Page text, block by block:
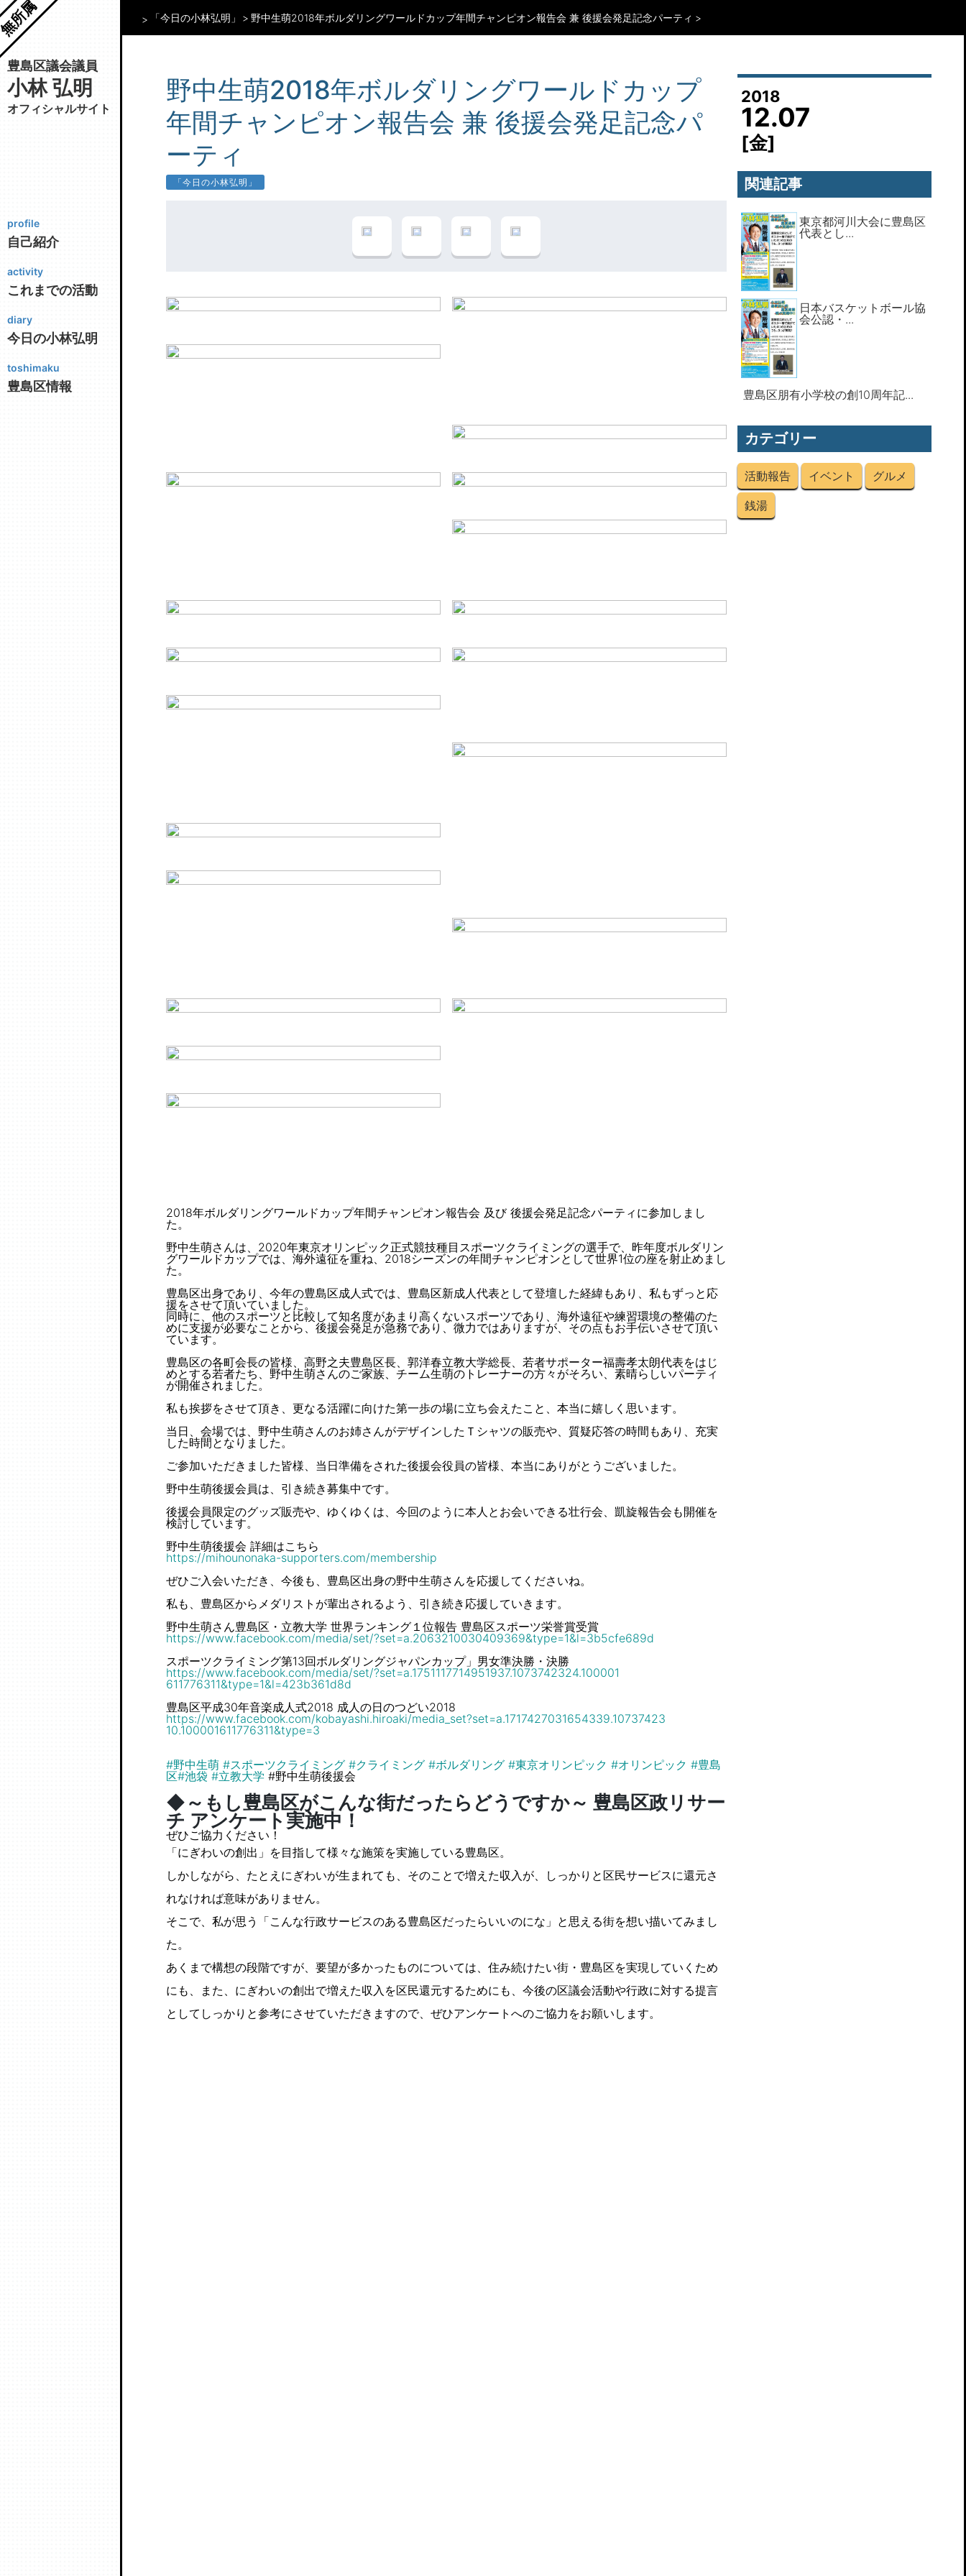
所属
豊島区議会議員
小林 弘明
オフィシャルサイト
profile
自己紹介
activity
これまでの活動
diary
今日の小林弘明
toshimaku
豊島区情報
「今日の小林弘明」 野中生萌2018年ボルダリングワールドカップ年間チャンピオン報告会 兼 後援会発足記念パーティ
2018
12.07
[金]
野中生萌2018年ボルダリングワールドカップ
年間チャンピオン報告会 兼 後援会発足記念パ
ーティ
「今日の小林弘明」
2018年ボルダリングワールドカップ年間チャンピオン報告会 及び 後援会発足記念パーティに参加しまし
た。
野中生萌さんは、2020年東京オリンピック正式競技種目スポーツクライミングの選手で、昨年度ボルダリン
グワールドカップでは、海外遠征を重ね、2018シーズンの年間チャンピオンとして世界1位の座を射止めまし
た。
豊島区出身であり、今年の豊島区成人式では、豊島区新成人代表として登壇した経緯もあり、私もずっと応
援をさせて頂いていました。
同時に、他のスポーツと比較して知名度があまり高くないスポーツであり、海外遠征や練習環境の整備のた
めに支援が必要なことから、後援会発足が急務であり、微力ではありますが、その点もお手伝いさせて頂い
ています。
豊島区の各町会長の皆様、高野之夫豊島区長、郭洋春立教大学総長、若者サポーター福壽孝太朗代表をはじ
めとする若者たち、野中生萌さんのご家族、チーム生萌のトレーナーの方々がそろい、素晴らしいパーティ
が開催されました。
私も挨拶をさせて頂き、更なる活躍に向けた第一歩の場に立ち会えたこと、本当に嬉しく思います。
当日、会場では、野中生萌さんのお姉さんがデザインしたＴシャツの販売や、質疑応答の時間もあり、充実
した時間となりました。
ご参加いただきました皆様、当日準備をされた後援会役員の皆様、本当にありがとうございました。
野中生萌後援会員は、引き続き募集中です。
後援会員限定のグッズ販売や、ゆくゆくは、今回のように本人とお会いできる壮行会、凱旋報告会も開催を
検討しています。
野中生萌後援会 詳細はこちら
https://mihounonaka-supporters.com/membership
ぜひご入会いただき、今後も、豊島区出身の野中生萌さんを応援してくださいね。
私も、豊島区からメダリストが輩出されるよう、引き続き応援していきます。
野中生萌さん豊島区・立教大学 世界ランキング１位報告 豊島区スポーツ栄誉賞受賞
https://www.facebook.com/media/set/?set=a.2063210030409369&type=1&l=3b5cfe689d
スポーツクライミング第13回ボルダリングジャパンカップ」男女準決勝・決勝
https://www.facebook.com/media/set/?set=a.1751117714951937.1073742324.100001
611776311&type=1&l=423b361d8d
豊島区平成30年音楽成人式2018 成人の日のつどい2018
https://www.facebook.com/kobayashi.hiroaki/media_set?set=a.1717427031654339.10737423
10.100001611776311&type=3
#野中生萌 #スポーツクライミング #クライミング #ボルダリング #東京オリンピック #オリンピック #豊島
区#池袋 #立教大学 #野中生萌後援会
◆～もし豊島区がこんな街だったらどうですか～ 豊島区政リサー
チ アンケート実施中！
ぜひご協力ください！
「にぎわいの創出」を目指して様々な施策を実施している豊島区。
しかしながら、たとえにぎわいが生まれても、そのことで増えた収入が、しっかりと区民サービスに還元さ
れなければ意味がありません。
そこで、私が思う「こんな行政サービスのある豊島区だったらいいのにな」と思える街を想い描いてみまし
た。
あくまで構想の段階ですが、要望が多かったものについては、住み続けたい街・豊島区を実現していくため
にも、また、にぎわいの創出で増えた収入を区民還元するためにも、今後の区議会活動や行政に対する提言
としてしっかりと参考にさせていただきますので、ぜひアンケートへのご協力をお願いします。
関連記事
東京都河川大会に豊島区
代表とし...
日本バスケットボール協
会公認・...
豊島区朋有小学校の創10周年記...
カテゴリー
活動報告 イベント グルメ
銭湯